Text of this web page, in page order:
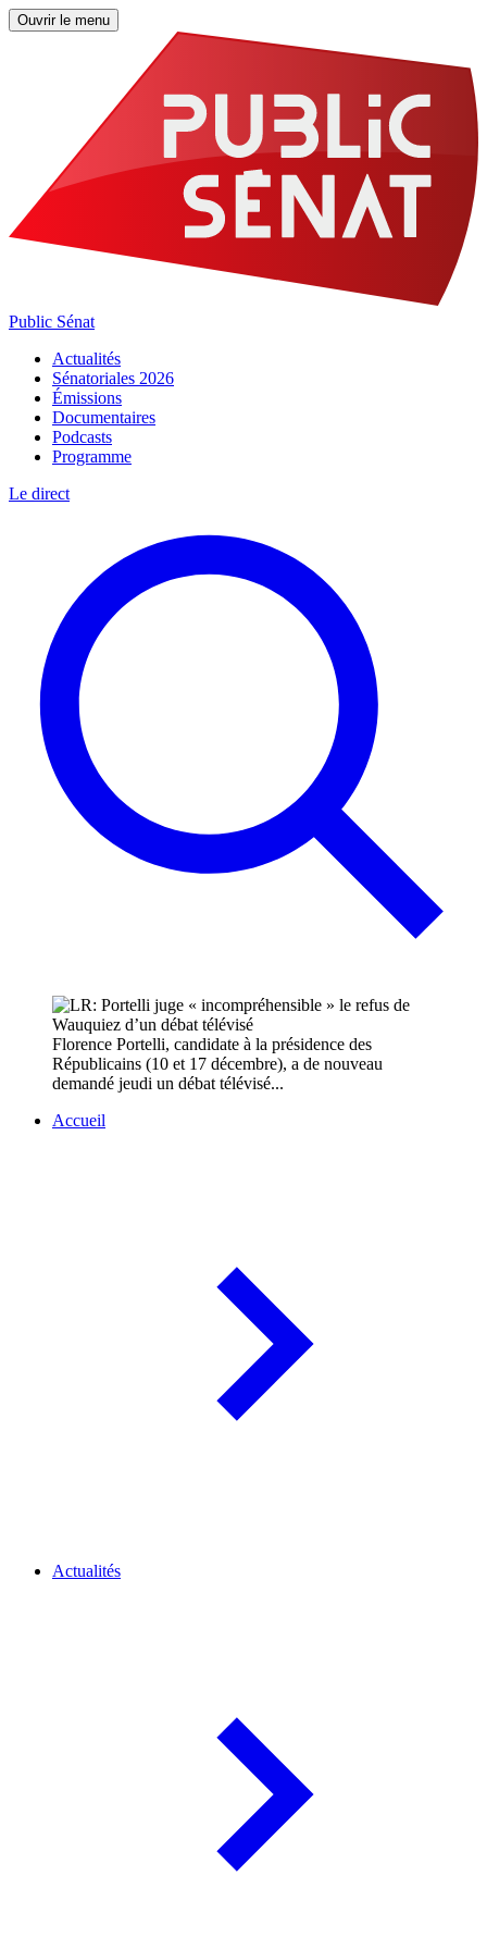
Ouvrir le menu
Public Sénat
Actualités
Sénatoriales 2026
Émissions
Documentaires
Podcasts
Programme
Le direct
Florence Portelli, candidate à la présidence des
Républicains (10 et 17 décembre), a de nouveau
demandé jeudi un débat télévisé...
Accueil
Actualités